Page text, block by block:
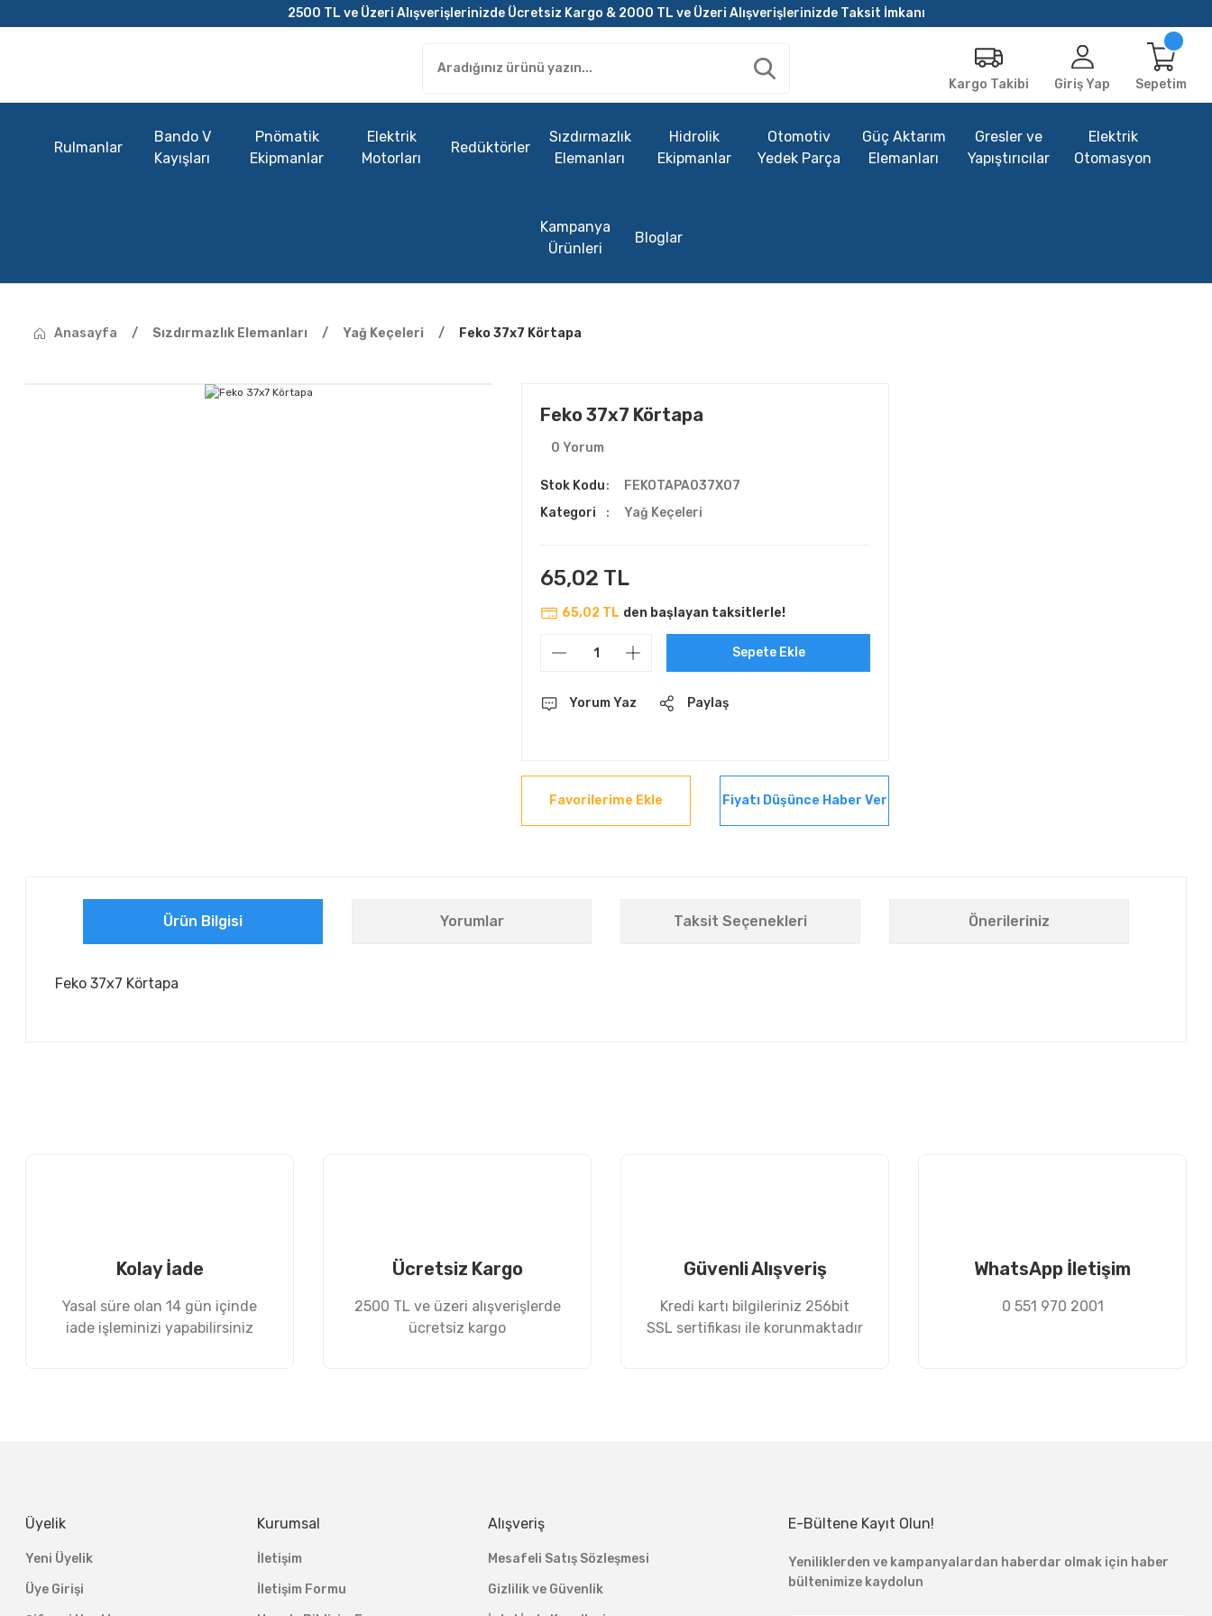
2500 TL ve Üzeri Alışverişlerinizde Ücretsiz Kargo & 2000 TL ve Üzeri Alışverişlerinizde Taksit İmkanı
Kargo Takibi Giriş Yap Sepetim
Rulmanlar
Bando V
Kayışları
Pnömatik
Ekipmanlar
Elektrik
Motorları
Redüktörler
Sızdırmazlık
Elemanları
Hidrolik
Ekipmanlar
Otomotiv
Yedek Parça
Güç Aktarım
Elemanları
Gresler ve
Yapıştırıcılar
Elektrik
Otomasyon
Kampanya
Ürünleri
Bloglar
Anasayfa Sızdırmazlık Elemanları Yağ Keçeleri Feko 37x7 Körtapa
Feko 37x7 Körtapa
0 Yorum
Stok Kodu
FEKOTAPA037X07
Kategori
Yağ Keçeleri
65,02 TL
65,02 TL den başlayan taksitlerle!
Sepete Ekle
Yorum Yaz Paylaş
Fiyatı Düşünce Haber Ver
Ürün Bilgisi Yorumlar Taksit Seçenekleri Önerileriniz
Feko 37x7 Körtapa
Kolay İade
Yasal süre olan 14 gün içinde
iade işleminizi yapabilirsiniz
Ücretsiz Kargo
2500 TL ve üzeri alışverişlerde
ücretsiz kargo
Güvenli Alışveriş
Kredi kartı bilgileriniz 256bit
SSL sertifikası ile korunmaktadır
WhatsApp İletişim
0 551 970 2001
Üyelik
Yeni Üyelik
Üye Girişi
Kurumsal
İletişim
İletişim Formu
Alışveriş
Mesafeli Satış Sözleşmesi
Gizlilik ve Güvenlik
E-Bültene Kayıt Olun!
Yeniliklerden ve kampanyalardan haberdar olmak için haber
bültenimize kaydolun